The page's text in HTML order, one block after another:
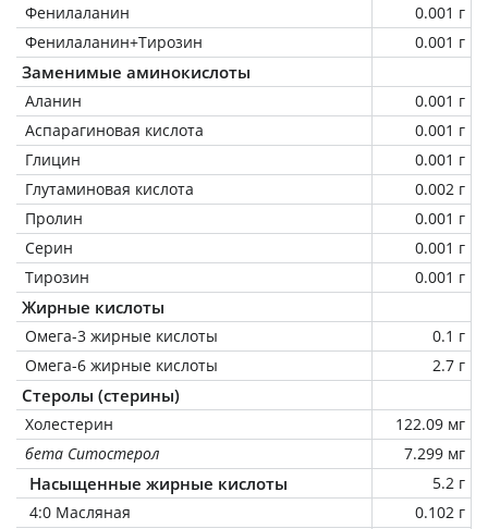
Фенилаланин
0.001 г
Фенилаланин+Тирозин
0.001 г
Заменимые аминокислоты
Аланин
0.001 г
Аспарагиновая кислота
0.001 г
Глицин
0.001 г
Глутаминовая кислота
0.002 г
Пролин
0.001 г
Серин
0.001 г
Тирозин
0.001 г
Жирные кислоты
Омега-3 жирные кислоты
0.1 г
Омега-6 жирные кислоты
2.7 г
Стеролы (стерины)
Холестерин
122.09 мг
бета Ситостерол
7.299 мг
Насыщенные жирные кислоты
5.2 г
4:0 Масляная
0.102 г